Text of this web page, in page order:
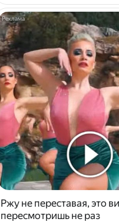
Ржу не переставая, это
пересмотришь не раз